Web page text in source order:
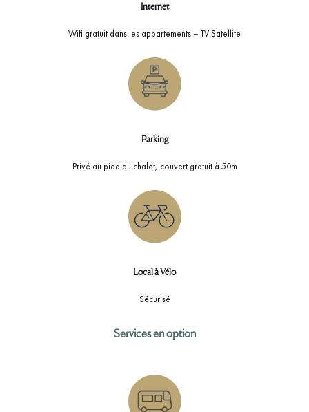
Internet
Wifi gratuit dans les appartements – TV Satellite
Parking
Privé au pied du chalet, couvert gratuit à 50m
Local à Vélo
Sécurisé
Services en option